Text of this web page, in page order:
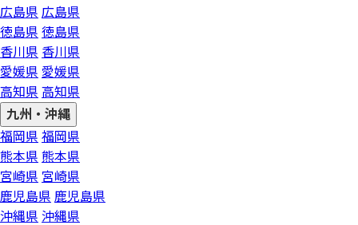
広島県 広島県
徳島県 徳島県
香川県 香川県
愛媛県 愛媛県
高知県 高知県
九州・沖縄
福岡県 福岡県
熊本県 熊本県
宮崎県 宮崎県
鹿児島県 鹿児島県
沖縄県 沖縄県